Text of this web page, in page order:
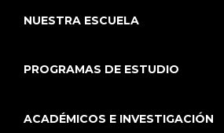
NUESTRA ESCUELA
PROGRAMAS DE ESTUDIO
ACADÉMICOS E INVESTIGACIÓN